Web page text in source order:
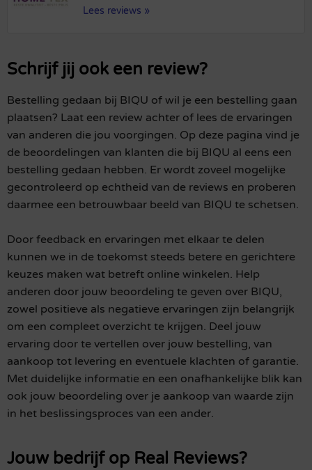
Lees reviews »
Schrijf jij ook een review?
Bestelling gedaan bij BIQU of wil je een bestelling gaan
plaatsen? Laat een review achter of lees de ervaringen
van anderen die jou voorgingen. Op deze pagina vind je
de beoordelingen van klanten die bij BIQU al eens een
bestelling gedaan hebben. Er wordt zoveel mogelijke
gecontroleerd op echtheid van de reviews en proberen
daarmee een betrouwbaar beeld van BIQU te schetsen.
Door feedback en ervaringen met elkaar te delen
kunnen we in de toekomst steeds betere en gerichtere
keuzes maken wat betreft online winkelen. Help
anderen door jouw beoordeling te geven over BIQU,
zowel positieve als negatieve ervaringen zijn belangrijk
om een compleet overzicht te krijgen. Deel jouw
ervaring door te vertellen over jouw bestelling, van
aankoop tot levering en eventuele klachten of garantie.
Met duidelijke informatie en een onafhankelijke blik kan
ook jouw beoordeling over je aankoop van waarde zijn
in het beslissingsproces van een ander.
Jouw bedrijf op Real Reviews?